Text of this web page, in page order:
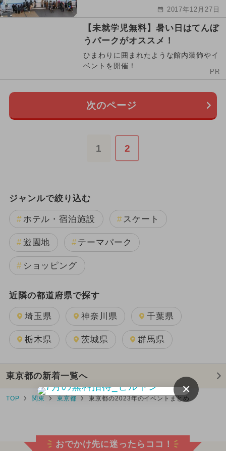
2017年12月27日
【未就学児無料】暑い日はてんぼ
うパークがオススメ！
ひまわりに囲まれたような館内装飾やイ
ベントを開催！
PR
次のページ
1 2
ジャンルで絞り込む
ホテル・宿泊施設 スケート
遊園地 テーマパーク
ショッピング
近隣の都道府県で探す
埼玉県 神奈川県 千葉県
栃木県 茨城県 群馬県
東京都の新着一覧へ
TOP 関東 東京都 東京都の2023年のイベントまとめ
おでかけ先に迷ったらココ！
×